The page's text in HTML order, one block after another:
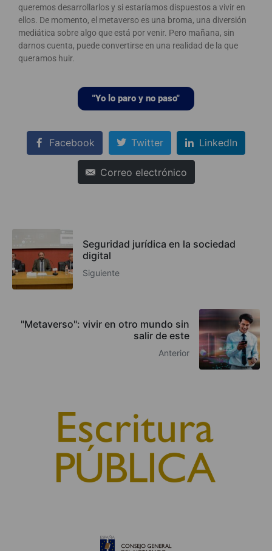
queremos desarrollarlos y si estaríamos dispuestos a vivir en
ellos. De momento, el metaverso es una broma, una diversión
mediática sobre algo que está por venir. Pero mañana, sin
darnos cuenta, puede convertirse en una realidad de la que
queramos huir.
"Yo lo paro y no paso"
Facebook Twitter LinkedIn
Correo electrónico
Seguridad jurídica en la sociedad
digital
Siguiente
"Metaverso": vivir en otro mundo sin
salir de este
Anterior